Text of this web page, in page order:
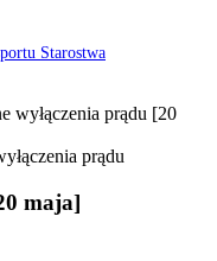
Starostwa
wyłączenia prądu [20
maja]